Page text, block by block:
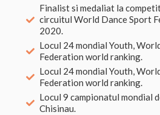
Finalist si medaliat la
circuitul World Dance Sport
2020.
Locul 24 mondial Youth,
Federation world ranking.
Locul 24 mondial Youth,
Federation world ranking.
Locul 9 campionatul mondial
Chisinau.